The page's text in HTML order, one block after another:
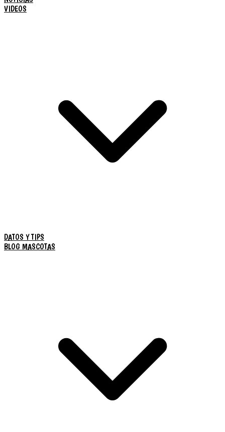
VIDEOS
DATOS Y TIPS
BLOG MASCOTAS